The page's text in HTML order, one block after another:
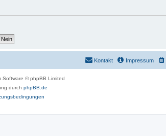
Impressum
Kontakt
Software © phpBB Limited
durch phpBB.de